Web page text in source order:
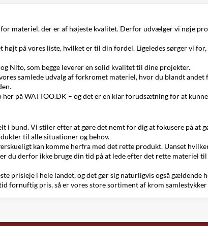
materiel, der er af højeste kvalitet. Derfor udvælger vi nøje
på vores liste, hvilket er til din fordel. Ligeledes sørger vi for,
og Nito, som begge leverer en solid kvalitet til dine projekter.
samlede udvalg af forkromet materiel, hvor du blandt andet
på WATTOO.DK – og det er en klar forudsætning for at
i bund. Vi stiler efter at gøre det nemt for dig at fokusere på at
til alle situationer og behov.
kan komme herfra med det rette produkt. Uanset
derfor ikke bruge din tid på at lede efter det rette materiel
prisleje i hele landet, og det gør sig naturligvis også gældende
fornuftig pris, så er vores store sortiment af krom